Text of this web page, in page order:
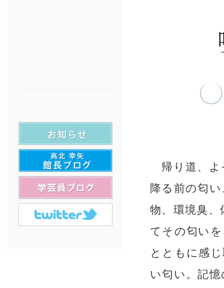
帰り道、よ
降る前の匂
物、環境臭
てその匂い
とともに感
い匂い。記